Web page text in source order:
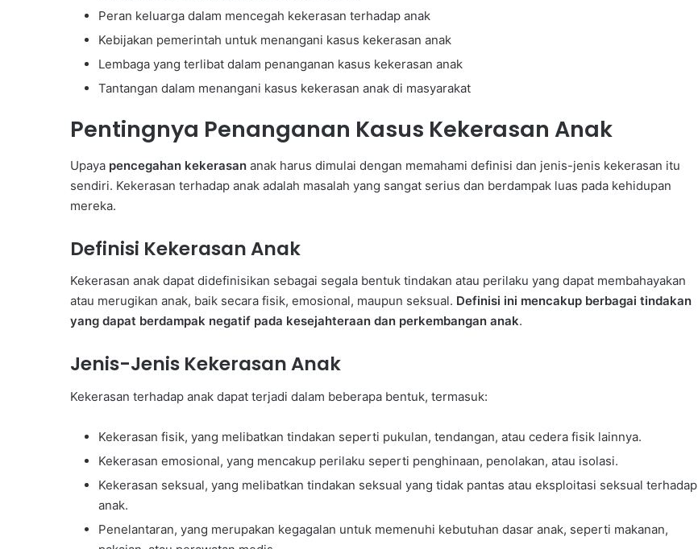
Peran keluarga dalam mencegah kekerasan terhadap anak
Kebijakan pemerintah untuk menangani kasus kekerasan anak
Lembaga yang terlibat dalam penanganan kasus kekerasan anak
Tantangan dalam menangani kasus kekerasan anak di masyarakat
Pentingnya Penanganan Kasus Kekerasan Anak
Upaya pencegahan kekerasan anak harus dimulai dengan memahami definisi dan jenis-jenis kekerasan itu
sendiri. Kekerasan terhadap anak adalah masalah yang sangat serius dan berdampak luas pada kehidupan
mereka.
Definisi Kekerasan Anak
Kekerasan anak dapat didefinisikan sebagai segala bentuk tindakan atau perilaku yang dapat membahayakan
atau merugikan anak, baik secara fisik, emosional, maupun seksual. Definisi ini mencakup berbagai tindakan
yang dapat berdampak negatif pada kesejahteraan dan perkembangan anak.
Jenis-Jenis Kekerasan Anak
Kekerasan terhadap anak dapat terjadi dalam beberapa bentuk, termasuk:
Kekerasan fisik, yang melibatkan tindakan seperti pukulan, tendangan, atau cedera fisik lainnya.
Kekerasan emosional, yang mencakup perilaku seperti penghinaan, penolakan, atau isolasi.
Kekerasan seksual, yang melibatkan tindakan seksual yang tidak pantas atau eksploitasi seksual terhadap
anak.
Penelantaran, yang merupakan kegagalan untuk memenuhi kebutuhan dasar anak, seperti makanan,